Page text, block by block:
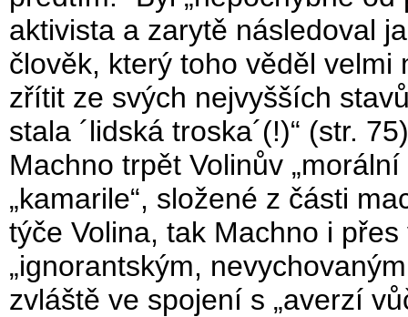
aktivista a zarytě následoval
člověk, který toho věděl
zřítit ze svých nejvyšších
stala ´lidská troska´(!)“ (str.
Machno trpět Volinův
„kamarile“, složené z části
týče Volina, tak Machno i
„ignorantským,
zvláště ve spojení s „averzí